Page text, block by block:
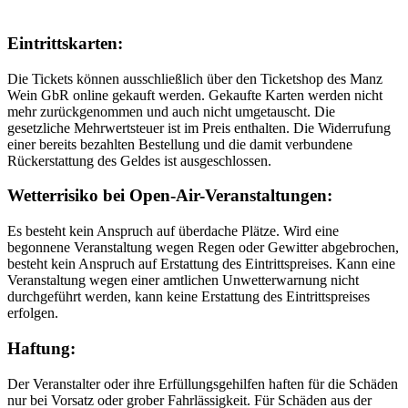
Eintrittskarten:
Die Tickets können ausschließlich über den Ticketshop des Manz
Wein GbR online gekauft werden. Gekaufte Karten werden nicht
mehr zurückgenommen und auch nicht umgetauscht. Die
gesetzliche Mehrwertsteuer ist im Preis enthalten. Die Widerrufung
einer bereits bezahlten Bestellung und die damit verbundene
Rückerstattung des Geldes ist ausgeschlossen.
Wetterrisiko bei Open-Air-Veranstaltungen:
Es besteht kein Anspruch auf überdache Plätze. Wird eine
begonnene Veranstaltung wegen Regen oder Gewitter abgebrochen,
besteht kein Anspruch auf Erstattung des Eintrittspreises. Kann eine
Veranstaltung wegen einer amtlichen Unwetterwarnung nicht
durchgeführt werden, kann keine Erstattung des Eintrittspreises
erfolgen.
Haftung:
Der Veranstalter oder ihre Erfüllungsgehilfen haften für die Schäden
nur bei Vorsatz oder grober Fahrlässigkeit. Für Schäden aus der